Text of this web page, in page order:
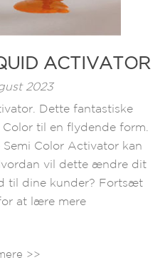
ACTIVATOR
2023
Dette fantastiske
til en flydende form.
Color Activator kan
vil dette ændre dit
til dine kunder? Fortsæt
at lære mere
>>